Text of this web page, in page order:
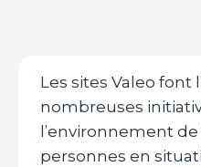
Les sites Valeo font
nombreuses
l’environnement
personnes en